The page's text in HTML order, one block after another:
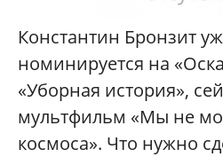
Константин Бронзит
номинируется на
«Уборная история»,
мультфильм «Мы не
космоса». Что нужно